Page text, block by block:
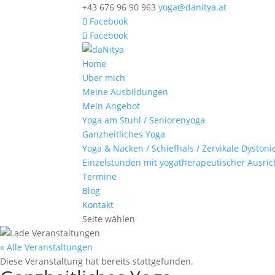
+43 676 96 90 963 yoga@danitya.at
Facebook
Facebook
Home
Über mich
Meine Ausbildungen
Mein Angebot
Yoga am Stuhl / Seniorenyoga
Ganzheitliches Yoga
Yoga & Nacken / Schiefhals / Zervikale
Einzelstunden mit yogatherapeutischer
Termine
Blog
Kontakt
Seite wählen
« Alle Veranstaltungen
Diese Veranstaltung hat bereits stattgefunden.